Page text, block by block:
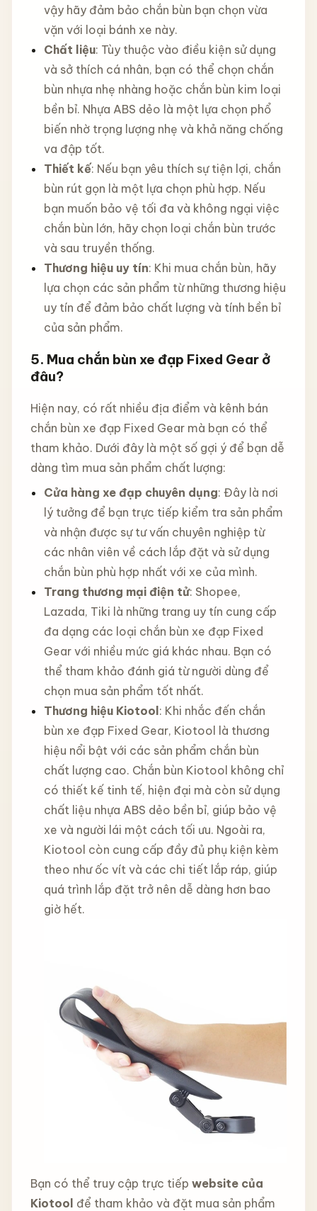
vậy hãy đảm bảo chắn bùn bạn chọn vừa
vặn với loại bánh xe này.
Chất liệu: Tùy thuộc vào điều kiện sử dụng
và sở thích cá nhân, bạn có thể chọn chắn
bùn nhựa nhẹ nhàng hoặc chắn bùn kim loại
bền bỉ. Nhựa ABS dẻo là một lựa chọn phổ
biến nhờ trọng lượng nhẹ và khả năng chống
va đập tốt.
Thiết kế: Nếu bạn yêu thích sự tiện lợi, chắn
bùn rút gọn là một lựa chọn phù hợp. Nếu
bạn muốn bảo vệ tối đa và không ngại việc
chắn bùn lớn, hãy chọn loại chắn bùn trước
và sau truyền thống.
Thương hiệu uy tín: Khi mua chắn bùn, hãy
lựa chọn các sản phẩm từ những thương hiệu
uy tín để đảm bảo chất lượng và tính bền bỉ
của sản phẩm.
5. Mua chắn bùn xe đạp Fixed Gear ở
đâu?
Hiện nay, có rất nhiều địa điểm và kênh bán
chắn bùn xe đạp Fixed Gear mà bạn có thể
tham khảo. Dưới đây là một số gợi ý để bạn dễ
dàng tìm mua sản phẩm chất lượng:
Cửa hàng xe đạp chuyên dụng: Đây là nơi
lý tưởng để bạn trực tiếp kiểm tra sản phẩm
và nhận được sự tư vấn chuyên nghiệp từ
các nhân viên về cách lắp đặt và sử dụng
chắn bùn phù hợp nhất với xe của mình.
Trang thương mại điện tử: Shopee,
Lazada, Tiki là những trang uy tín cung cấp
đa dạng các loại chắn bùn xe đạp Fixed
Gear với nhiều mức giá khác nhau. Bạn có
thể tham khảo đánh giá từ người dùng để
chọn mua sản phẩm tốt nhất.
Thương hiệu Kiotool: Khi nhắc đến chắn
bùn xe đạp Fixed Gear, Kiotool là thương
hiệu nổi bật với các sản phẩm chắn bùn
chất lượng cao. Chắn bùn Kiotool không chỉ
có thiết kế tinh tế, hiện đại mà còn sử dụng
chất liệu nhựa ABS dẻo bền bỉ, giúp bảo vệ
xe và người lái một cách tối ưu. Ngoài ra,
Kiotool còn cung cấp đầy đủ phụ kiện kèm
theo như ốc vít và các chi tiết lắp ráp, giúp
quá trình lắp đặt trở nên dễ dàng hơn bao
giờ hết.
Bạn có thể truy cập trực tiếp website của
Kiotool để tham khảo và đặt mua sản phẩm